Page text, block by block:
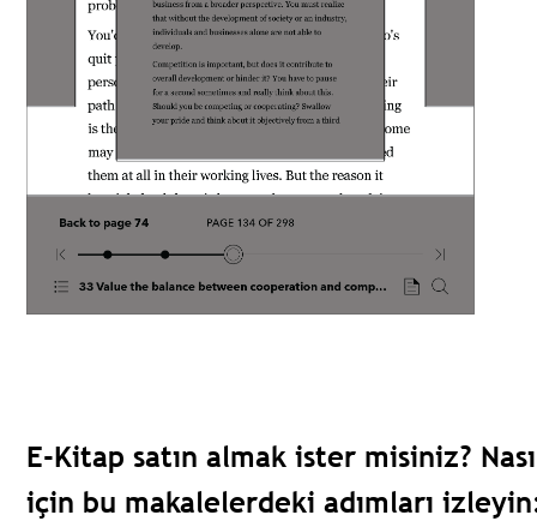
E-Kitap satın almak ister misiniz?
için bu makalelerdeki adımları